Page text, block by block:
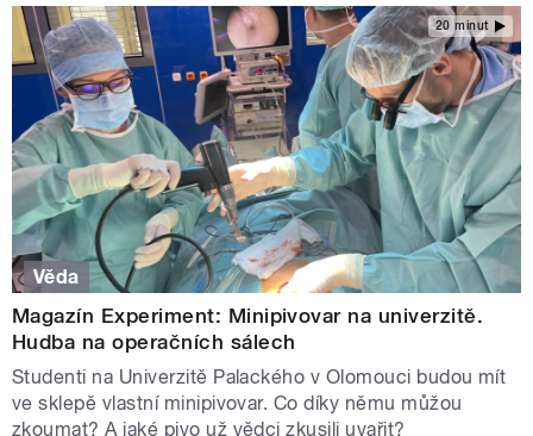
20 minut
Věda
Magazín Experiment: Minipivovar na univerzitě.
Hudba na operačních sálech
Studenti na Univerzitě Palackého v Olomouci budou mít
ve sklepě vlastní minipivovar. Co díky němu můžou
zkoumat? A jaké pivo už vědci zkusili uvařit?